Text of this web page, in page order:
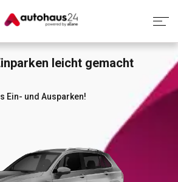
Fragen & Antworten MünchenBerlin
leicht gemacht
Ein- und Ausparken!